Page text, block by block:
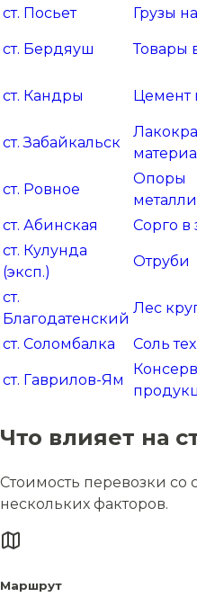
ст. Посьет
Грузы
ст. Бердяуш Товары
ст. Кандры Цемент
ст. Забайкальск
ст. Ровное
Опоры
ст. Абинская Сорго в
ст. Кулунда
(эксп.)
Отруби
ст.
Благодатенский
Лес
ст. Соломбалка Соль
ст. Гаврилов-Ям
Что влияет на
Стоимость перевозки со
нескольких факторов.
Маршрут